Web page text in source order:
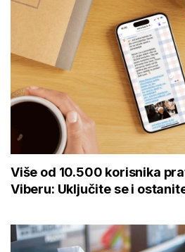
Više od 10.500 korisnika
Viberu: Uključite se i